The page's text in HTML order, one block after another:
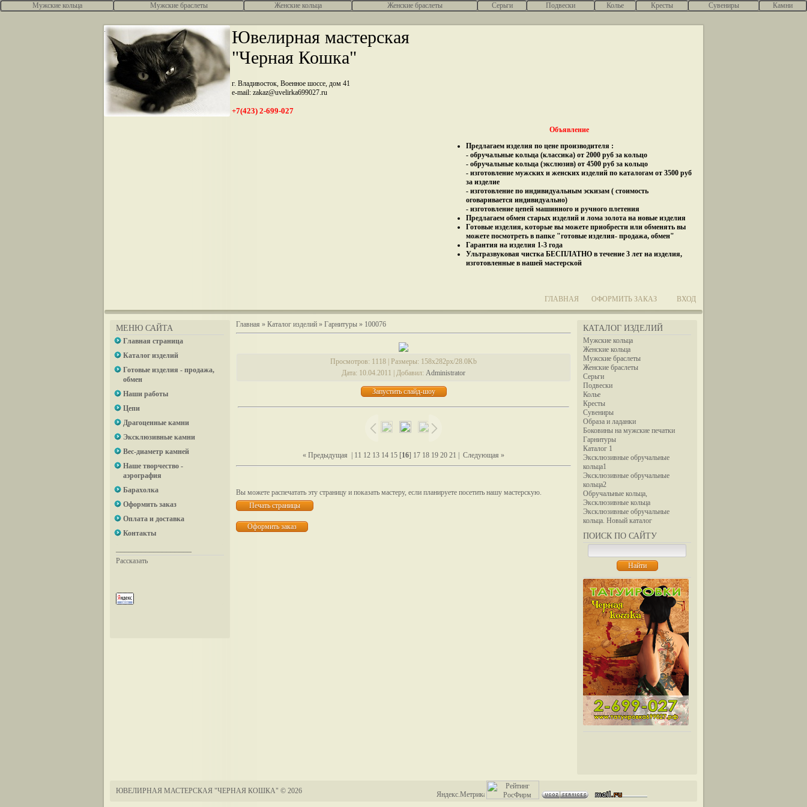
Мужские кольца Мужские браслеты Женcкие кольца Женские браслеты Серьги Подвески Колье Кресты Сувениры Камни
.
Ювелирная мастерская
"Черная Кошка"
г. Владивосток, Военное шоссе, дом 41
e-mail: zakaz@uvelirka699027.ru
+7(423) 2-699-027
Объявление
Предлагаем изделия по цене производителя :
- обручальные кольца (классика) от 2000 руб за кольцо
- обручальные кольца (экслюзив) от 4500 руб за кольцо
- изготовление мужских и женских изделий по каталогам от 3500 руб
за изделие
- изготовление по индивидуальным эскизам ( стоимость
оговаривается индивидуально)
- изготовление цепей машинного и ручного плетения
Предлагаем обмен старых изделий и лома золота на новые изделия
Готовые изделия, которые вы можете приобрести или обменять вы
можете посмотреть в папке "готовые изделия- продажа, обмен"
Гарантия на изделия 1-3 года
Ультразвуковая чистка БЕСПЛАТНО в течение 3 лет на изделия,
изготовленные в нашей мастерской
ГЛАВНАЯ ОФОРМИТЬ ЗАКАЗ ВХОД
МЕНЮ САЙТА
Главная страница
Каталог изделий
Готовые изделия - продажа,
обмен
Наши работы
Цепи
Драгоценные камни
Эксклюзивные камни
Вес-диаметр камней
Наше творчество -
аэрография
Барахолка
Оформить заказ
Оплата и доставка
Контакты
Рассказать
КАТАЛОГ ИЗДЕЛИЙ
Мужские кольца
Женские кольца
Мужские браслеты
Женские браслеты
Серьги
Подвески
Колье
Кресты
Сувениры
Образа и ладанки
Боковины на мужские печатки
Гарнитуры
Каталог 1
Эксклюзивные обручальные
кольца1
Эксклюзивные обручальные
кольца2
Обручальные кольца,
Эксклюзивные кольца
Эксклюзивные обручальные
кольца. Новый каталог
ПОИСК ПО САЙТУ
Главная » Каталог изделий » Гарнитуры » 100076
Просмотров: 1118 | Размеры: 158x282px/28.0Kb
Дата: 10.04.2011 | Добавил: Administrator
« Предыдущая 11 12 13 14 15 [16] 17 18 19 20 21 Следующая »
Вы можете распечатать эту страницу и показать мастеру, если планируете посетить нашу мастерскую.
ЮВЕЛИРНАЯ МАСТЕРСКАЯ "ЧЕРНАЯ КОШКА" © 2026